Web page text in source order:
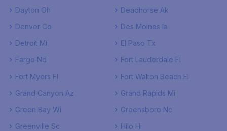
Dayton Oh
Deadhorse Ak
Denver Co
Des Moines Ia
Detroit Mi
El Paso Tx
Fargo Nd
Fort Lauderdale Fl
Fort Myers Fl
Fort Walton Beach Fl
Grand Canyon Az
Grand Rapids Mi
Green Bay Wi
Greensboro Nc
Greenville Sc
Hilo Hi